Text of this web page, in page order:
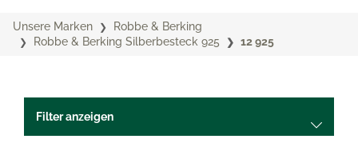
Unsere Marken
Robbe & Berking
Robbe & Berking Silberbesteck 925
12 925
Filter anzeigen